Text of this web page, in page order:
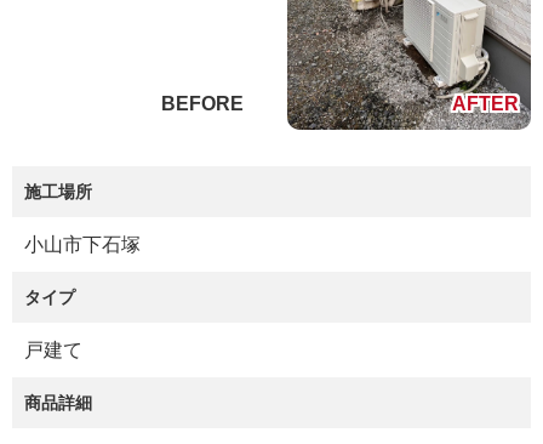
施工場所
小山市下石塚
タイプ
戸建て
商品詳細